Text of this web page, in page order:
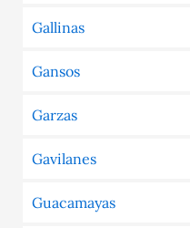
Gallinas
Gansos
Garzas
Gavilanes
Guacamayas